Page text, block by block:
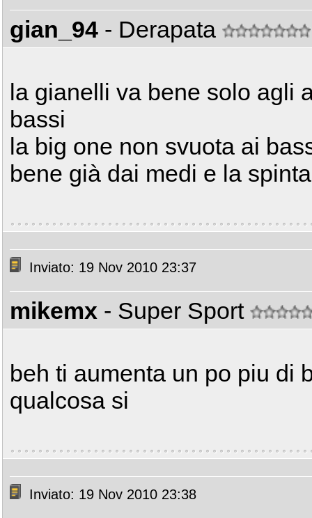
gian_94 - Derapata
la gianelli va bene solo agli
bassi
la big one non svuota ai
bene già dai medi e la
Inviato: 19 Nov 2010 23:37
mikemx - Super Sport
beh ti aumenta un po piu di
qualcosa si
Inviato: 19 Nov 2010 23:38